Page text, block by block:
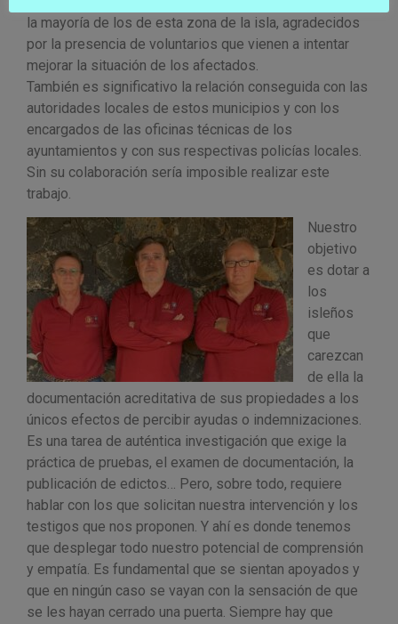
la mayoría de los de esta zona de la isla, agradecidos
por la presencia de voluntarios que vienen a intentar
mejorar la situación de los afectados.
También es significativo la relación conseguida con las
autoridades locales de estos municipios y con los
encargados de las oficinas técnicas de los
ayuntamientos y con sus respectivas policías locales.
Sin su colaboración sería imposible realizar este
trabajo.
Nuestro
objetivo
es dotar a
los
isleños
que
carezcan
de ella la
documentación acreditativa de sus propiedades a los
únicos efectos de percibir ayudas o indemnizaciones.
Es una tarea de auténtica investigación que exige la
práctica de pruebas, el examen de documentación, la
publicación de edictos… Pero, sobre todo, requiere
hablar con los que solicitan nuestra intervención y los
testigos que nos proponen. Y ahí es donde tenemos
que desplegar todo nuestro potencial de comprensión
y empatía. Es fundamental que se sientan apoyados y
que en ningún caso se vayan con la sensación de que
se les hayan cerrado una puerta. Siempre hay que